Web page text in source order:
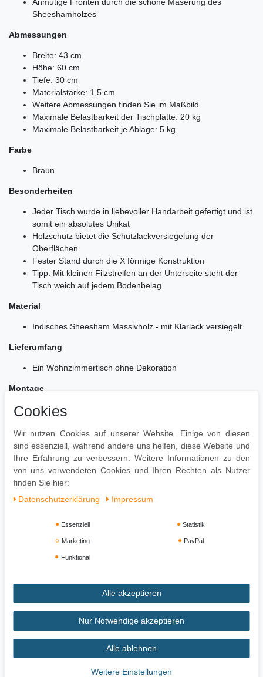
Sheeshamholzes
Abmessungen
Breite: 43 cm
Höhe: 60 cm
Tiefe: 30 cm
Materialstärke: 1,5 cm
Weitere Abmessungen finden Sie im Maßbild
Maximale Belastbarkeit der Tischplatte: 20 kg
Maximale Belastbarkeit je Ablage: 5 kg
Farbe
Braun
Besonderheiten
Jeder Tisch wurde in liebevoller Handarbeit gefertigt und ist
somit ein absolutes Unikat
Holzschutz bietet die Schutzlackversiegelung der
Oberflächen
Fester Stand durch die X förmige Konstruktion
Tipp: Mit kleinen Filzstreifen an der Unterseite steht der
Tisch weich auf jedem Bodenbelag
Material
Indisches Sheesham Massivholz - mit Klarlack versiegelt
Lieferumfang
Ein Wohnzimmertisch ohne Dekoration
Montage
Lieferzustand: komplett montiert und sicher verpackt
Pflegehinweise
Die Oberfläche mit einem lauwarm angefeuchteten Baumwolltuch
reinigen. Kein Scheuermittel, scharfe Reinigungsmittel oder
tropfnasse Tücher verwenden.
Impressum Daten­schutz­erklärung AGB
Widerrufs­recht Vertrag widerrufen
Cookies
Wir nutzen Cookies auf unserer Website. Einige von diesen
sind essenziell, während andere uns helfen, diese Website und
Ihre Erfahrung zu verbessern. Weitere Informationen zu den
von uns verwendeten Cookies und Ihren Rechten als Nutzer
finden Sie hier:
Daten­schutz­erklärung
Impressum
Essenziell Statistik
Marketing PayPal
Funktional
Alle akzeptieren
Nur Notwendige akzeptieren
Alle ablehnen
Weitere Einstellungen